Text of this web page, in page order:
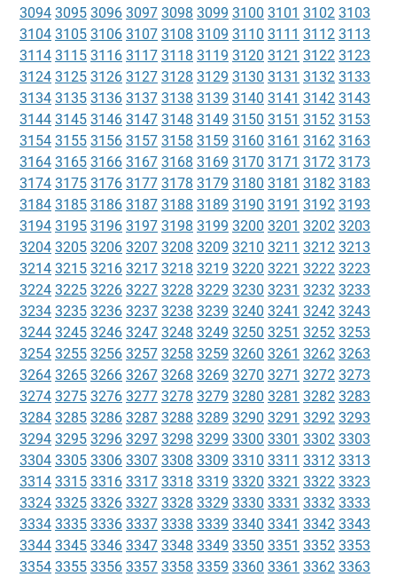
3094 3095 3096 3097 3098 3099 3100 3101 3102 3103
3104 3105 3106 3107 3108 3109 3110 3111 3112 3113
3114 3115 3116 3117 3118 3119 3120 3121 3122 3123
3124 3125 3126 3127 3128 3129 3130 3131 3132 3133
3134 3135 3136 3137 3138 3139 3140 3141 3142 3143
3144 3145 3146 3147 3148 3149 3150 3151 3152 3153
3154 3155 3156 3157 3158 3159 3160 3161 3162 3163
3164 3165 3166 3167 3168 3169 3170 3171 3172 3173
3174 3175 3176 3177 3178 3179 3180 3181 3182 3183
3184 3185 3186 3187 3188 3189 3190 3191 3192 3193
3194 3195 3196 3197 3198 3199 3200 3201 3202 3203
3204 3205 3206 3207 3208 3209 3210 3211 3212 3213
3214 3215 3216 3217 3218 3219 3220 3221 3222 3223
3224 3225 3226 3227 3228 3229 3230 3231 3232 3233
3234 3235 3236 3237 3238 3239 3240 3241 3242 3243
3244 3245 3246 3247 3248 3249 3250 3251 3252 3253
3254 3255 3256 3257 3258 3259 3260 3261 3262 3263
3264 3265 3266 3267 3268 3269 3270 3271 3272 3273
3274 3275 3276 3277 3278 3279 3280 3281 3282 3283
3284 3285 3286 3287 3288 3289 3290 3291 3292 3293
3294 3295 3296 3297 3298 3299 3300 3301 3302 3303
3304 3305 3306 3307 3308 3309 3310 3311 3312 3313
3314 3315 3316 3317 3318 3319 3320 3321 3322 3323
3324 3325 3326 3327 3328 3329 3330 3331 3332 3333
3334 3335 3336 3337 3338 3339 3340 3341 3342 3343
3344 3345 3346 3347 3348 3349 3350 3351 3352 3353
3354 3355 3356 3357 3358 3359 3360 3361 3362 3363